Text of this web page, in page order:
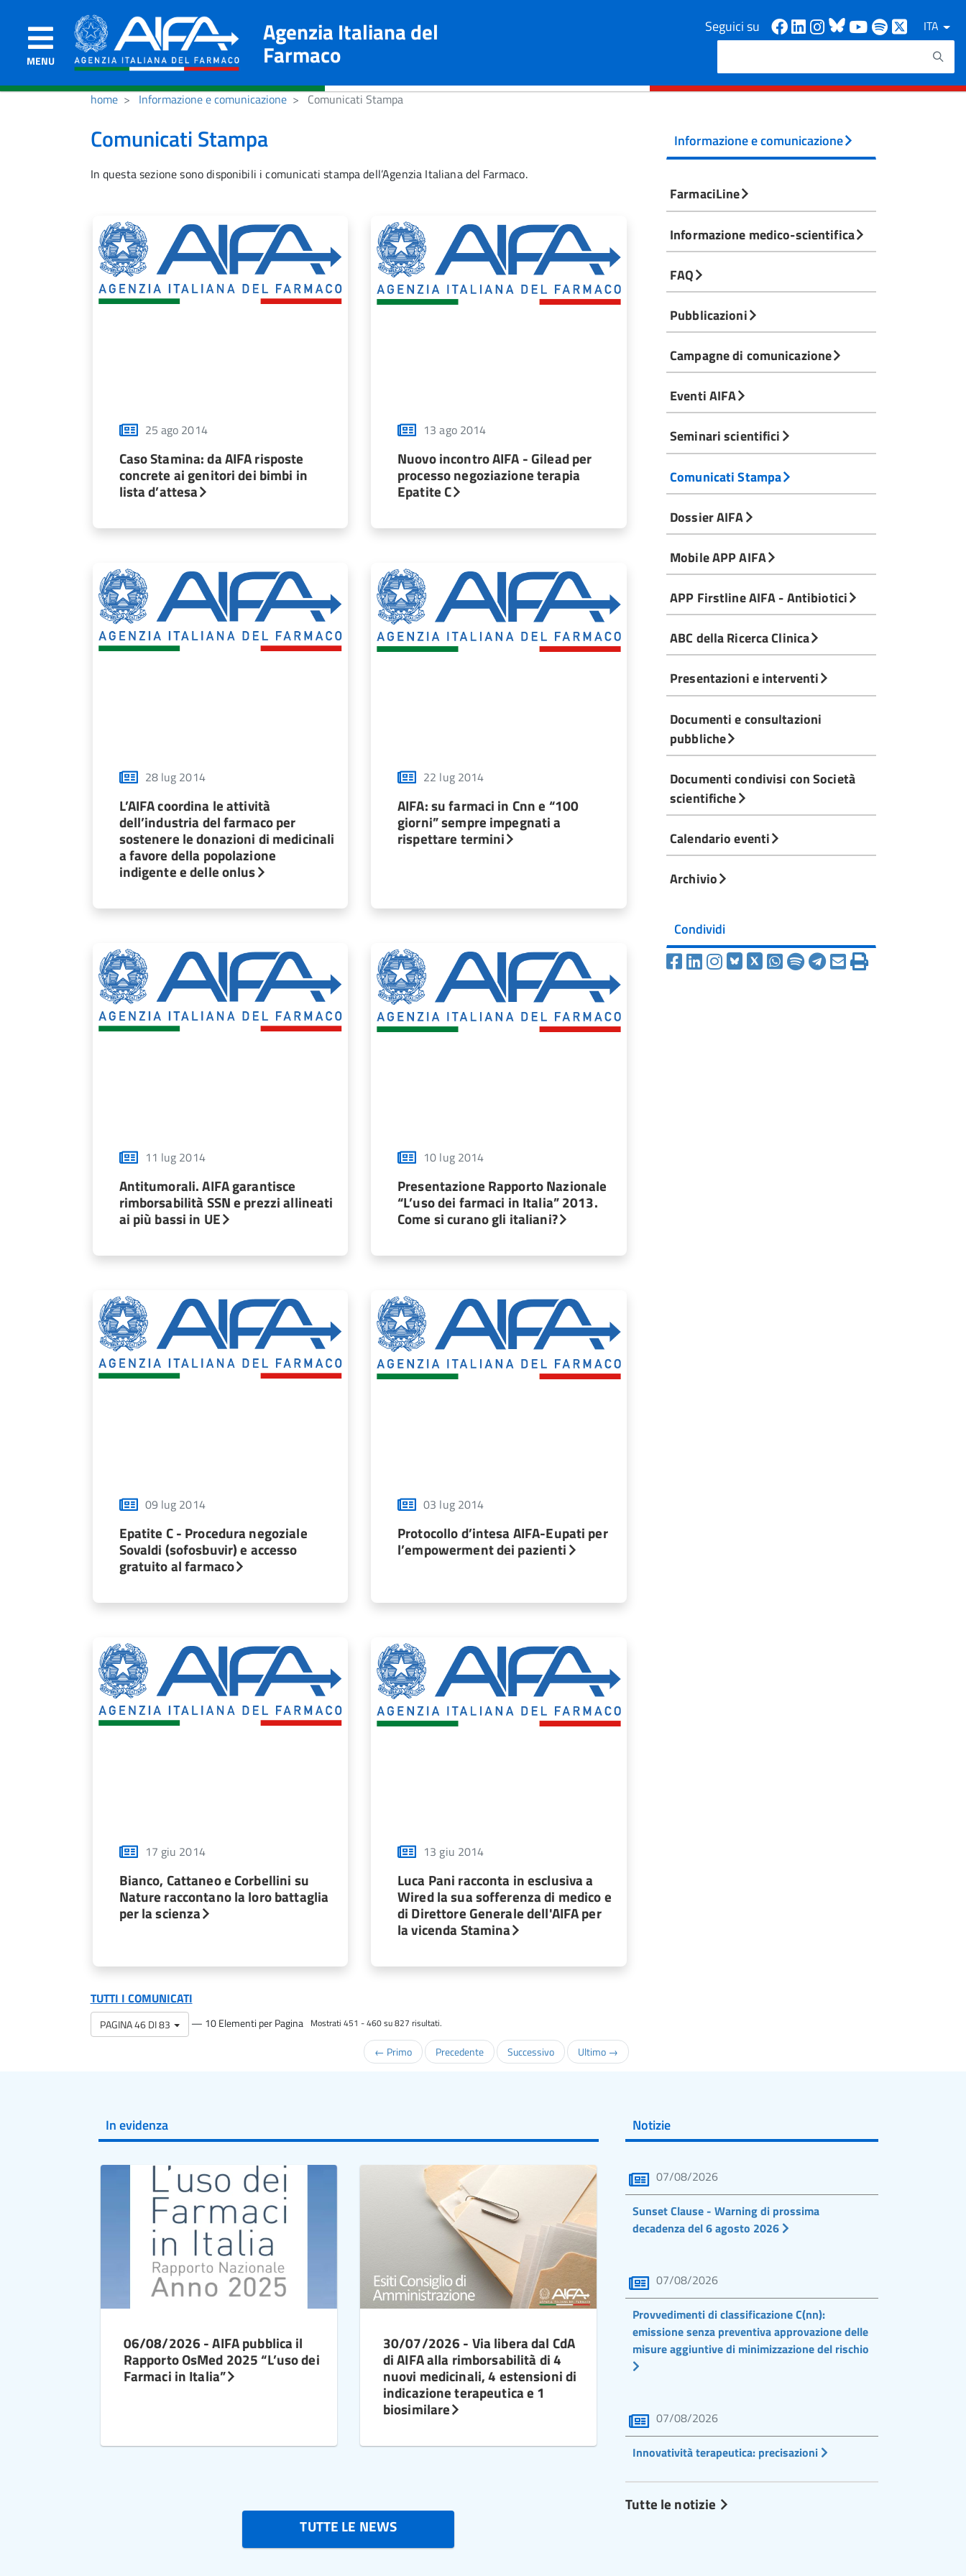
MENU
Agenzia Italiana del
Farmaco
Seguici su Facebook
Linkedin
Instagram
Bluesky
Youtube
Spotify
ITA
Cerca
home Informazione e comunicazione Comunicati Stampa
Comunicati Stampa
In questa sezione sono disponibili i comunicati stampa dell’Agenzia Italiana del Farmaco.
25 ago 2014
Caso Stamina: da AIFA risposte
concrete ai genitori dei bimbi in
lista d’attesa
13 ago 2014
Nuovo incontro AIFA - Gilead per
processo negoziazione terapia
Epatite C
28 lug 2014
L’AIFA coordina le attività
dell’industria del farmaco per
sostenere le donazioni di medicinali
a favore della popolazione
indigente e delle onlus
22 lug 2014
AIFA: su farmaci in Cnn e “100
giorni” sempre impegnati a
rispettare termini
11 lug 2014
Antitumorali. AIFA garantisce
rimborsabilità SSN e prezzi allineati
ai più bassi in UE
10 lug 2014
Presentazione Rapporto Nazionale
“L’uso dei farmaci in Italia” 2013.
Come si curano gli italiani?
09 lug 2014
Epatite C - Procedura negoziale
Sovaldi (sofosbuvir) e accesso
gratuito al farmaco
03 lug 2014
Protocollo d’intesa AIFA-Eupati per
l’empowerment dei pazienti
17 giu 2014
Bianco, Cattaneo e Corbellini su
Nature raccontano la loro battaglia
per la scienza
13 giu 2014
Luca Pani racconta in esclusiva a
Wired la sua sofferenza di medico e
di Direttore Generale dell'AIFA per
la vicenda Stamina
TUTTI I COMUNICATI
PAGINA 46 DI 83 — 10 Elementi per Pagina Mostrati 451 - 460 su 827 risultati.
← Primo Precedente Successivo Ultimo →
Informazione e comunicazione
FarmaciLine
Informazione medico-scientifica
FAQ
Pubblicazioni
Campagne di comunicazione
Eventi AIFA
Seminari scientifici
Comunicati Stampa
Dossier AIFA
Mobile APP AIFA
APP Firstline AIFA - Antibiotici
ABC della Ricerca Clinica
Presentazioni e interventi
Documenti e consultazioni
pubbliche
Documenti condivisi con Società
scientifiche
Calendario eventi
Archivio
Condividi
In evidenza
06/08/2026 - AIFA pubblica il
Rapporto OsMed 2025 “L’uso dei
Farmaci in Italia”
30/07/2026 - Via libera dal CdA
di AIFA alla rimborsabilità di 4
nuovi medicinali, 4 estensioni di
indicazione terapeutica e 1
biosimilare
TUTTE LE NEWS
Notizie
07/08/2026
Sunset Clause - Warning di prossima
decadenza del 6 agosto 2026
07/08/2026
Provvedimenti di classificazione C(nn):
emissione senza preventiva approvazione delle
misure aggiuntive di minimizzazione del rischio
07/08/2026
Innovatività terapeutica: precisazioni
Tutte le notizie